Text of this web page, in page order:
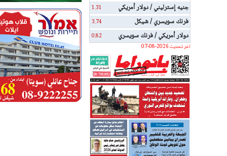
جنيه إسترليني / دولار أمريكي 1.31
فرنك سويسري / شيكل 3.74
دولار أمريكي / فرنك سويسري
0.82
اخر تحديث 2026-08-07